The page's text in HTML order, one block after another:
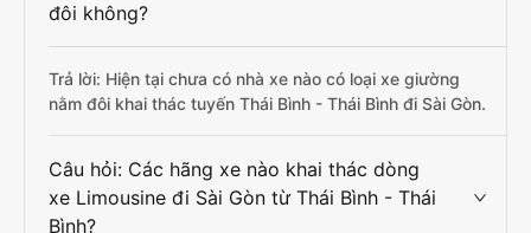
đôi không?
Trả lời: Hiện tại chưa có nhà xe nào có loại xe giường
nằm đôi khai thác tuyến Thái Bình - Thái Bình đi Sài Gòn.
Câu hỏi: Các hãng xe nào khai thác dòng
xe Limousine đi Sài Gòn từ Thái Bình - Thái
Bình?